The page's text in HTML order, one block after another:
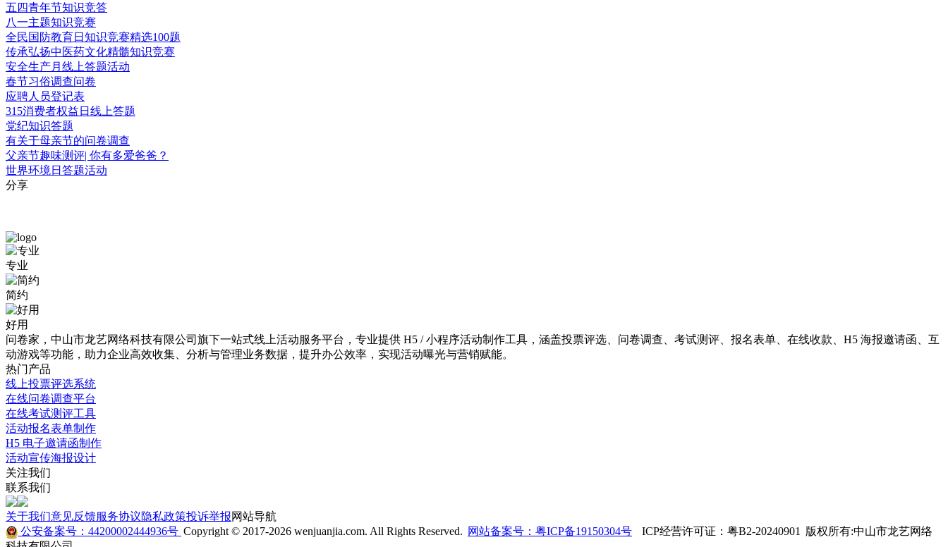
五四青年节知识竞答
八一主题知识竞赛
全民国防教育日知识竞赛精选100题
传承弘扬中医药文化精髓知识竞赛
安全生产月线上答题活动
春节习俗调查问卷
应聘人员登记表
315消费者权益日线上答题
党纪知识答题
有关于母亲节的问卷调查
父亲节趣味测评| 你有多爱爸爸？
世界环境日答题活动
分享
问
卷
调
研
免
费
模
板
详
情
介
绍
简
读
书
周
打
卡
-
题
目
详
情
题
型：
单
选
专业
简约
好用
问卷家，中山市龙艺网络科技有限公司旗下一站式线上活动服务平台，专业提供 H5 / 小程序活动制作工具，涵盖投票评选、问卷调查、考试测评、报名表单、在线收款、H5 海报邀请函、互
动游戏等功能，助力企业高效收集、分析与管理业务数据，提升办公效率，实现活动曝光与营销赋能。
热门产品
线上投票评选系统
在线问卷调查平台
在线考试测评工具
活动报名表单制作
H5 电子邀请函制作
活动宣传海报设计
关注我们
联系我们
关于我们意见反馈服务协议隐私政策投诉举报网站导航
公安备案号：44200002444936号 Copyright © 2017-2026 wenjuanjia.com. All Rights Reserved. 网站备案号：粤ICP备19150304号 ICP经营许可证：粤B2-20240901
版权所有:中山市龙艺网络